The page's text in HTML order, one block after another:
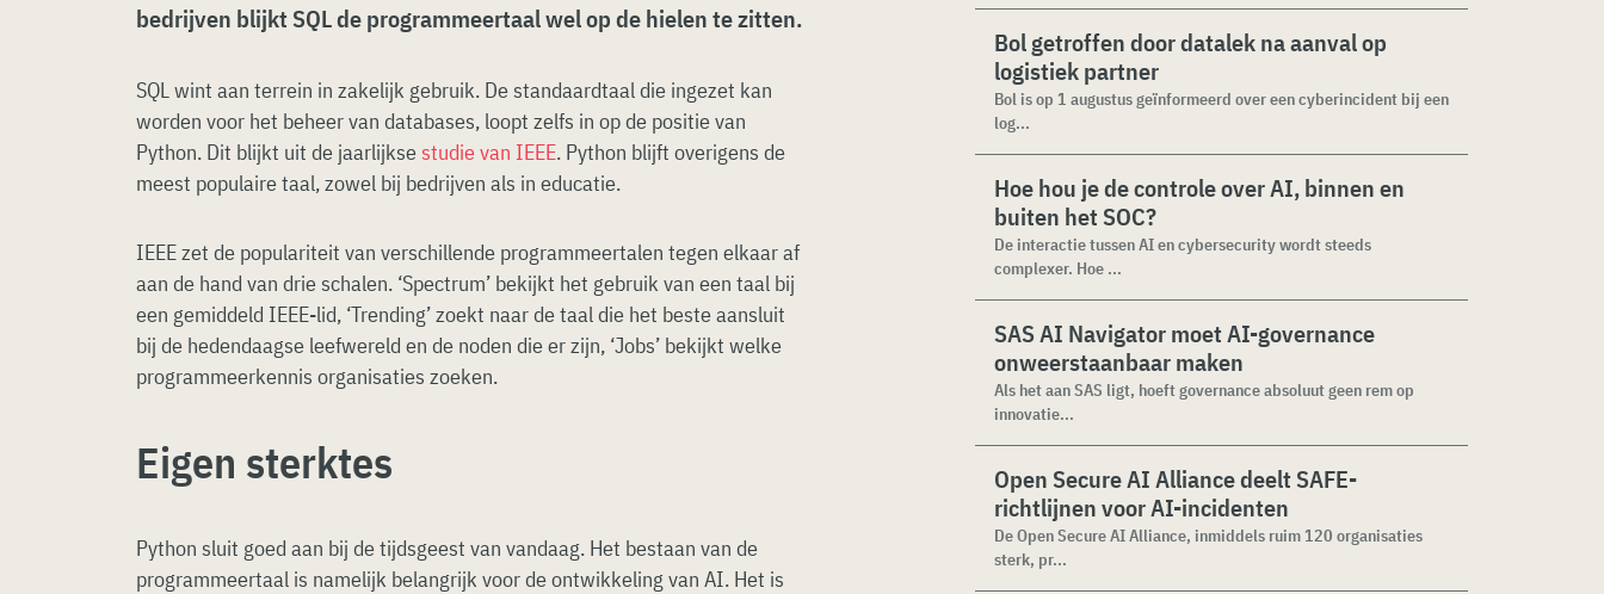
bedrijven blijkt SQL de programmeertaal wel op de hielen te zitten.
SQL wint aan terrein in zakelijk gebruik. De standaardtaal die ingezet kan
worden voor het beheer van databases, loopt zelfs in op de positie van
Python. Dit blijkt uit de jaarlijksestudie van IEEE. Python blijft overigens de
meest populaire taal, zowel bij bedrijven als in educatie.
IEEE zet de populariteit van verschillende programmeertalen tegen elkaar af
aan de hand van drie schalen. ‘Spectrum’ bekijkt het gebruik van een taal bij
een gemiddeld IEEE-lid, ‘Trending’ zoekt naar de taal die het beste aansluit
bij de hedendaagse leefwereld en de noden die er zijn, ‘Jobs’ bekijkt welke
programmeerkennis organisaties zoeken.
Eigen sterktes
Python sluit goed aan bij de tijdsgeest van vandaag. Het bestaan van de
programmeertaal is namelijk belangrijk voor de ontwikkeling van AI. Het is
Bol getroffen door datalek na aanval op
logistiek partner
Bol is op 1 augustus geïnformeerd over een cyberincident bij een
log...
Hoe hou je de controle over AI, binnen en
buiten het SOC?
De interactie tussen AI en cybersecurity wordt steeds
complexer. Hoe ...
SAS AI Navigator moet AI-governance
onweerstaanbaar maken
Als het aan SAS ligt, hoeft governance absoluut geen rem op
innovatie...
Open Secure AI Alliance deelt SAFE-
richtlijnen voor AI-incidenten
De Open Secure AI Alliance, inmiddels ruim 120 organisaties
sterk, pr...